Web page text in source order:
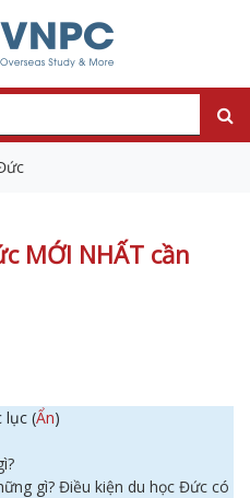
MỚI NHẤT cần
lục (Ẩn)
gì? Điều kiện du học Đức có